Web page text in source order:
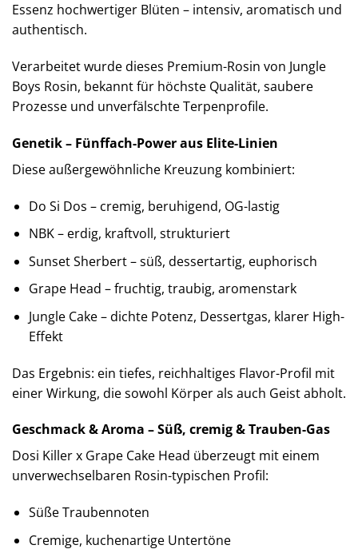
Essenz hochwertiger Blüten – intensiv, aromatisch und
authentisch.
Verarbeitet wurde dieses Premium-Rosin von Jungle
Boys Rosin, bekannt für höchste Qualität, saubere
Prozesse und unverfälschte Terpenprofile.
Genetik – Fünffach-Power aus Elite-Linien
Diese außergewöhnliche Kreuzung kombiniert:
Do Si Dos – cremig, beruhigend, OG-lastig
NBK – erdig, kraftvoll, strukturiert
Sunset Sherbert – süß, dessertartig, euphorisch
Grape Head – fruchtig, traubig, aromenstark
Jungle Cake – dichte Potenz, Dessertgas, klarer High-
Effekt
Das Ergebnis: ein tiefes, reichhaltiges Flavor-Profil mit
einer Wirkung, die sowohl Körper als auch Geist abholt.
Geschmack & Aroma – Süß, cremig & Trauben-Gas
Dosi Killer x Grape Cake Head überzeugt mit einem
unverwechselbaren Rosin-typischen Profil:
Süße Traubennoten
Cremige, kuchenartige Untertöne